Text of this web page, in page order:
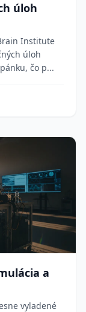
úloh
Institute
úloh
čo p...
a
vyladené